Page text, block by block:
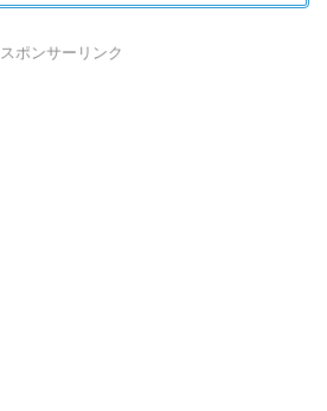
スポンサーリンク